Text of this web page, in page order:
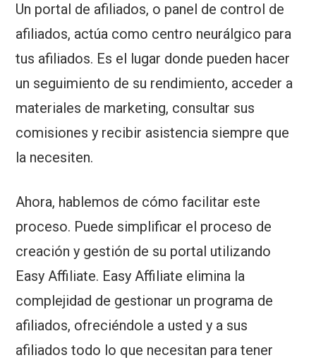
Un portal de afiliados, o panel de control de
afiliados, actúa como centro neurálgico para
tus afiliados. Es el lugar donde pueden hacer
un seguimiento de su rendimiento, acceder a
materiales de marketing, consultar sus
comisiones y recibir asistencia siempre que
la necesiten.
Ahora, hablemos de cómo facilitar este
proceso. Puede simplificar el proceso de
creación y gestión de su portal utilizando
Easy Affiliate. Easy Affiliate elimina la
complejidad de gestionar un programa de
afiliados, ofreciéndole a usted y a sus
afiliados todo lo que necesitan para tener